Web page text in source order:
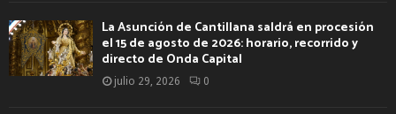
La Asunción de Cantillana saldrá en procesión
el 15 de agosto de 2026: horario, recorrido y
directo de Onda Capital
julio 29, 2026 0